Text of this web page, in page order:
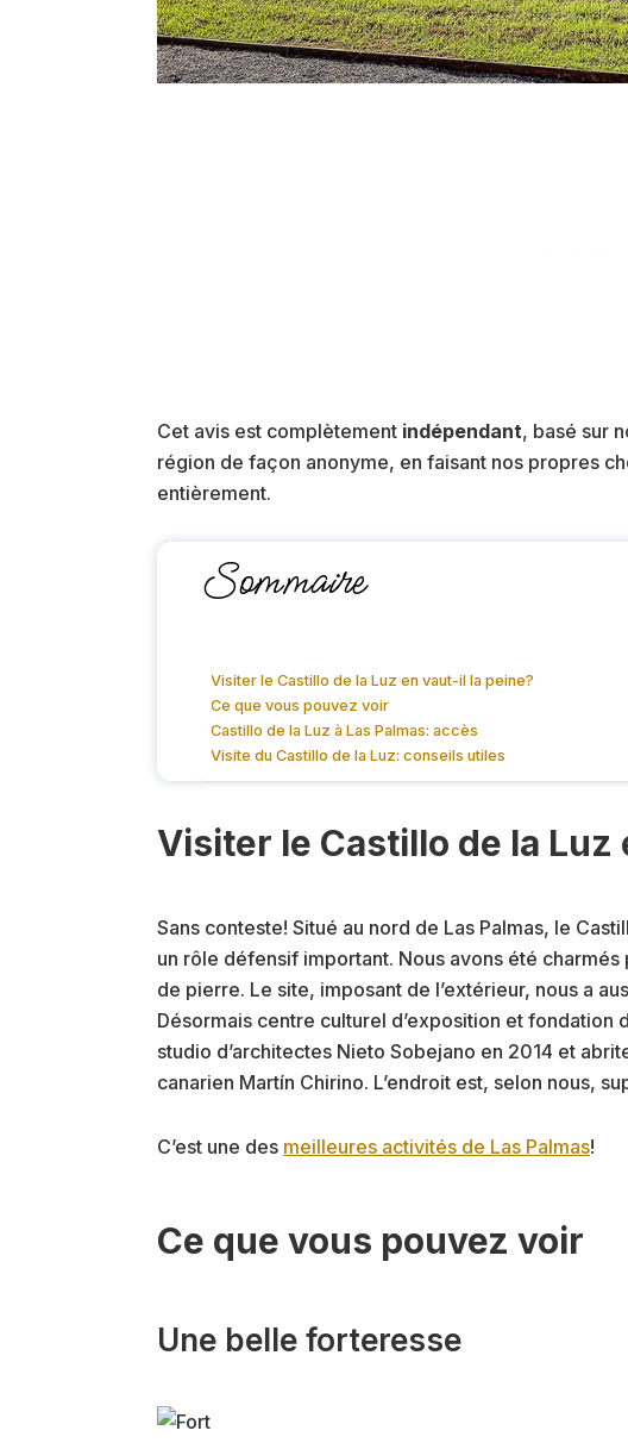
Cet avis est complètement indépendant, basé sur
région de façon anonyme, en faisant nos propres
entièrement.
Sommaire
Visiter le Castillo de la Luz en vaut-il la peine?
Ce que vous pouvez voir
Castillo de la Luz à Las Palmas: accès
Visite du Castillo de la Luz: conseils utiles
Visiter le Castillo de la Luz
Sans conteste! Situé au nord de Las Palmas, le
un rôle défensif important. Nous avons été
de pierre. Le site, imposant de l’extérieur, nous a
Désormais centre culturel d’exposition et fondation
studio d’architectes Nieto Sobejano en 2014 et
canarien Martín Chirino. L’endroit est, selon nous,
C’est une des meilleures activités de Las Palmas!
Ce que vous pouvez voir
Une belle forteresse